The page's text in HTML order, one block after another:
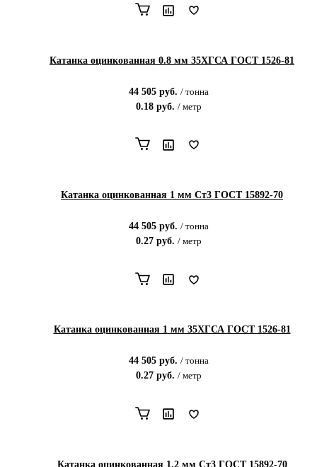
Катанка оцинкованная 0.8 мм 35ХГСА ГОСТ 1526-81
44 505руб. / тонна
0.18руб. / метр
Катанка оцинкованная 1 мм Ст3 ГОСТ 15892-70
44 505руб. / тонна
0.27руб. / метр
Катанка оцинкованная 1 мм 35ХГСА ГОСТ 1526-81
44 505руб. / тонна
0.27руб. / метр
Катанка оцинкованная 1.2 мм Ст3 ГОСТ 15892-70